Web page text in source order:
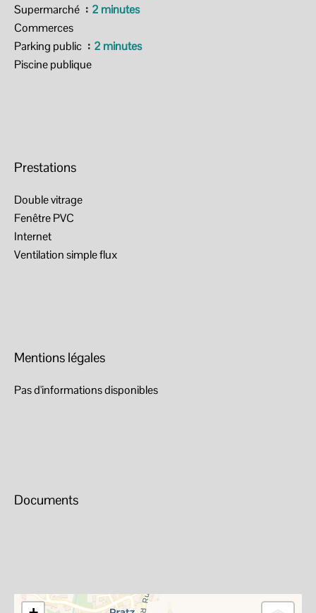
Supermarché
2 minutes
Commerces
Parking public
2 minutes
Piscine publique
Prestations
Double vitrage
Fenêtre PVC
Internet
Ventilation simple flux
Mentions légales
Pas d'informations disponibles
Documents